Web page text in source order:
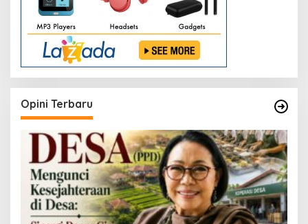
Opini Terbaru